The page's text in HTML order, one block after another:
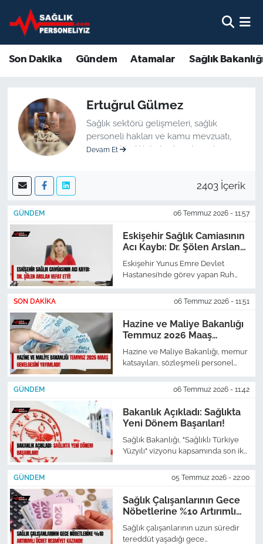
Son Dakika Gündem Atamalar Sağlık
Ertuğrul Gülmez
Sağlık sektörü gelişmeleri, sağlık
personeli hakları ve kamu mevzuatı,
personel sağlık haberleri düzenleme
Devam Et
2403 İçerik
GÜNDEM 06 Temmuz 2026 - 11:57
Eskişehir Sağlık Camiasının
Acı Kaybı: Dr. Şölen Arslan
Vefat Etti!
Eskişehir Yunus Emre Devlet
Hastanesi’nde görev yapan Ruh
Şölen Arslan’ın vefatı tüm sağlık
SON DAKIKA 06 Temmuz 2026 - 11:51
Hazine ve Maliye Bakanlığı
Temmuz 2026 Maaş
Genelgesini Yayımladı!
Hazine ve Maliye Bakanlığı, memur
katsayıları, sözleşmeli personel
tazminatı tavanını belirleyen
GÜNDEM 06 Temmuz 2026 - 11:42
Bakanlık Açıkladı: Sağlıkta
Yeni Dönem Başarıları!
Sağlık Bakanlığı, "Sağlıklı Türkiye
Yüzyılı" vizyonu kapsamında son iki
niteliğindeki uygulamaları ve rekor
GÜNDEM 05 Temmuz 2026 - 22:00
Sağlık Çalışanlarının Gece
Nöbetlerine %10 Artırımlı
Ücret Resmiyet Kazandı!
Sağlık çalışanlarının uzun süredir
tereddüt yaşadığı gece
Son Dakika
Gündem
Atamalar
Sağlık Bakanlığı
Sendika
Sağlık Personeli Alımı
Eğitim
Sağlık
Güncel
Kamu Alımları
Nöbetçi Eczaneler
Hava Durumu
Namaz Vakitleri
Trafik Durumu
Tüm Manşetler
Son Dakika Haberleri
Haber Arşivi